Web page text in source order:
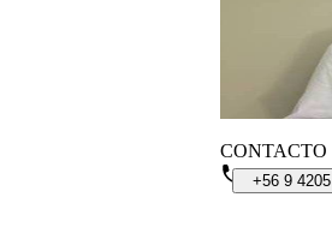
CONTACTO
+56 9 4205